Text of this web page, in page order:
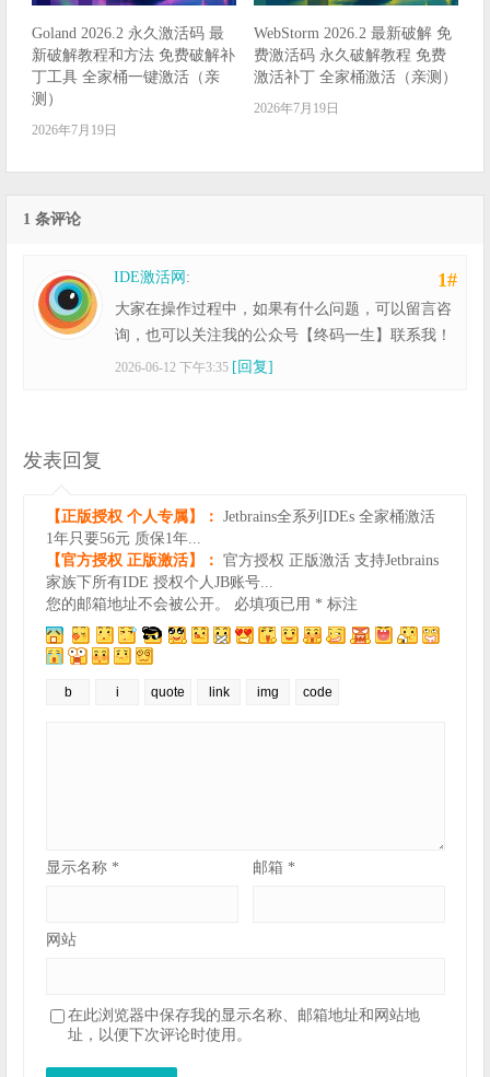
Goland 2026.2 永久激活码 最
新破解教程和方法 免费破解补
丁工具 全家桶一键激活（亲
测）
2026年7月19日
WebStorm 2026.2 最新破解 免
费激活码 永久破解教程 免费
激活补丁 全家桶激活（亲测）
2026年7月19日
1 条评论
1#
IDE激活网 :
大家在操作过程中，如果有什么问题，可以留言咨
询，也可以关注我的公众号【终码一生】联系我！
2026-06-12 下午3:35 [回复]
发表回复
【正版授权 个人专属】： Jetbrains全系列IDEs 全家桶激活
1年只要56元 质保1年...
【官方授权 正版激活】： 官方授权 正版激活 支持Jetbrains
家族下所有IDE 授权个人JB账号...
您的邮箱地址不会被公开。
必填项已用 * 标注
显示名称 * 邮箱 *
网站
在此浏览器中保存我的显示名称、邮箱地址和网站地
址，以便下次评论时使用。